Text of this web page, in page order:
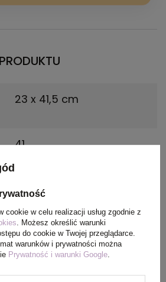
23 x 41,5 cm
41
drewno, poliester
błękit królewski
cookie w celu realizacji usług zgodnie z
. Możesz określić warunki
do cookie w Twojej przeglądarce.
warunków i prywatności można
Prywatność i warunki Google.